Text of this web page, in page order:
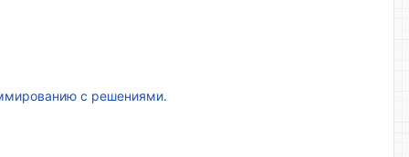
с решениями.